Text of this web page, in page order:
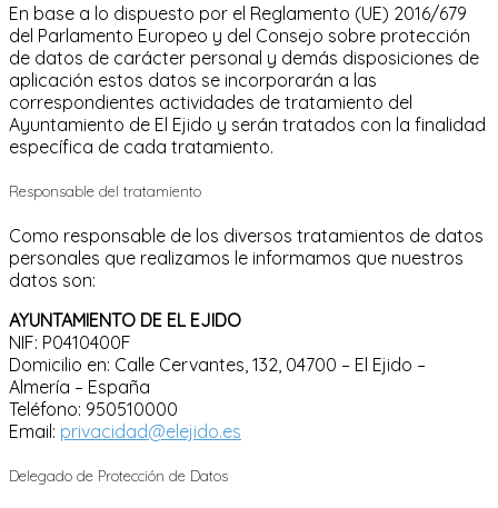
En base a lo dispuesto por el Reglamento (UE) 2016/679
del Parlamento Europeo y del Consejo sobre protección
de datos de carácter personal y demás disposiciones de
aplicación estos datos se incorporarán a las
correspondientes actividades de tratamiento del
Ayuntamiento de El Ejido y serán tratados con la finalidad
específica de cada tratamiento.
Responsable del tratamiento
Como responsable de los diversos tratamientos de datos
personales que realizamos le informamos que nuestros
datos son:
AYUNTAMIENTO DE EL EJIDO
NIF: P0410400F
Domicilio en: Calle Cervantes, 132, 04700 – El Ejido –
Almería – España
Teléfono: 950510000
Email: privacidad@elejido.es
Delegado de Protección de Datos